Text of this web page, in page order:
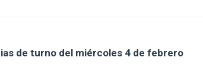
de turno del miércoles 4 de febrero